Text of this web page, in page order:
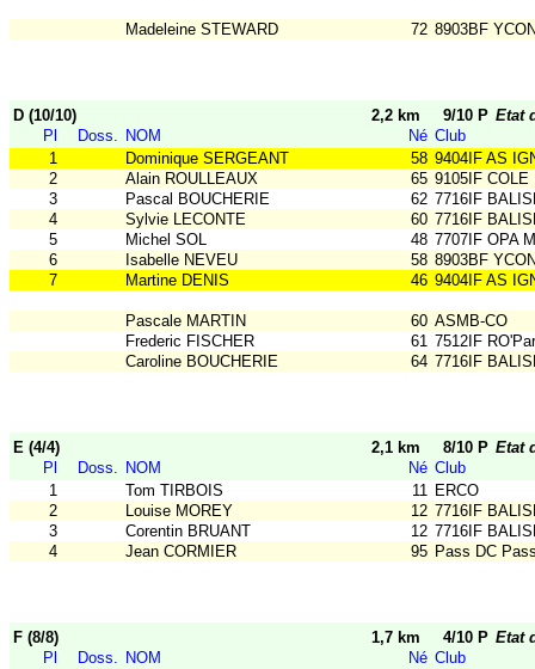
Madeleine STEWARD 72 8903BF
D (10/10) 2,2 km 9/10 P Etat
Pl
Doss. NOM Né Club
1
Dominique SERGEANT 58 9404IF AS
2
Alain ROULLEAUX 65 9105IF COLE
3
Pascal BOUCHERIE 62 7716IF
4
Sylvie LECONTE 60 7716IF
5
Michel SOL 48 7707IF OPA
6
Isabelle NEVEU 58 8903BF
7
Martine DENIS 46 9404IF AS
Pascale MARTIN 60 ASMB-CO
Frederic FISCHER
61 7512IF
Caroline BOUCHERIE
64 7716IF
E (4/4) 2,1 km 8/10 P Etat
Pl
Doss. NOM Né Club
1
Tom TIRBOIS 11 ERCO
2
Louise MOREY 12 7716IF
3
Corentin BRUANT 12 7716IF
4
Jean CORMIER 95 Pass DC
F (8/8) 1,7 km 4/10 P Etat
Pl
Doss. NOM Né Club